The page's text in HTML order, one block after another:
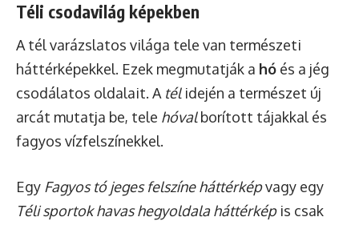
Téli csodavilág képekben
A tél varázslatos világa tele van természeti
háttérképekkel. Ezek megmutatják a hó és a jég
csodálatos oldalait. A télidején a természet új
arcát mutatja be, tele hóvalborított tájakkal és
fagyos vízfelszínekkel.
Egy Fagyos tó jeges felszíne háttérképvagy egy
Téli sportok havas hegyoldala háttérképis csak